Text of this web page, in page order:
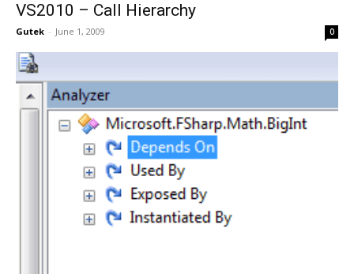
VS2010 – Call Hierarchy
Gutek - June 1, 2009 0